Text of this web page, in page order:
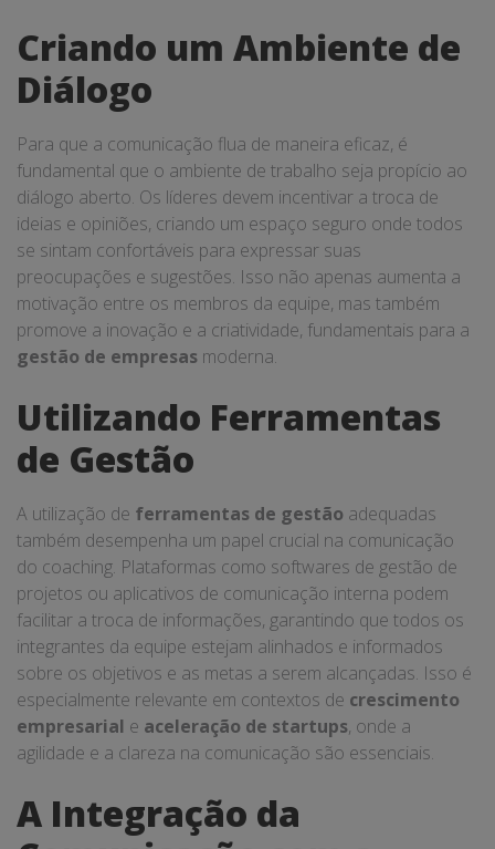
Criando um Ambiente de
Diálogo
Para que a comunicação flua de maneira eficaz, é
fundamental que o ambiente de trabalho seja propício ao
diálogo aberto. Os líderes devem incentivar a troca de
ideias e opiniões, criando um espaço seguro onde todos
se sintam confortáveis para expressar suas
preocupações e sugestões. Isso não apenas aumenta a
motivação entre os membros da equipe, mas também
promove a inovação e a criatividade, fundamentais para a
gestão de empresas moderna.
Utilizando Ferramentas
de Gestão
A utilização de ferramentas de gestão adequadas
também desempenha um papel crucial na comunicação
do coaching. Plataformas como softwares de gestão de
projetos ou aplicativos de comunicação interna podem
facilitar a troca de informações, garantindo que todos os
integrantes da equipe estejam alinhados e informados
sobre os objetivos e as metas a serem alcançadas. Isso é
especialmente relevante em contextos de crescimento
empresarial e aceleração de startups, onde a
agilidade e a clareza na comunicação são essenciais.
A Integração da